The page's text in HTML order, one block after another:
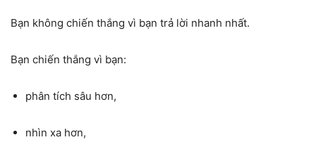
Bạn không chiến thắng vì bạn trả lời nhanh nhất.
Bạn chiến thắng vì bạn:
phân tích sâu hơn,
nhìn xa hơn,